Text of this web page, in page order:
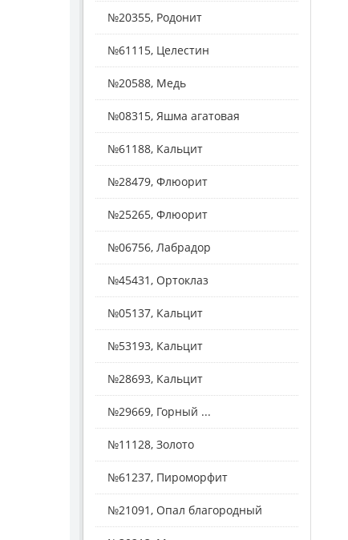
№20355, Родонит
№61115, Целестин
№20588, Медь
№08315, Яшма агатовая
№61188, Кальцит
№28479, Флюорит
№25265, Флюорит
№06756, Лабрадор
№45431, Ортоклаз
№05137, Кальцит
№53193, Кальцит
№28693, Кальцит
№29669, Горный ...
№11128, Золото
№61237, Пироморфит
№21091, Опал благородный